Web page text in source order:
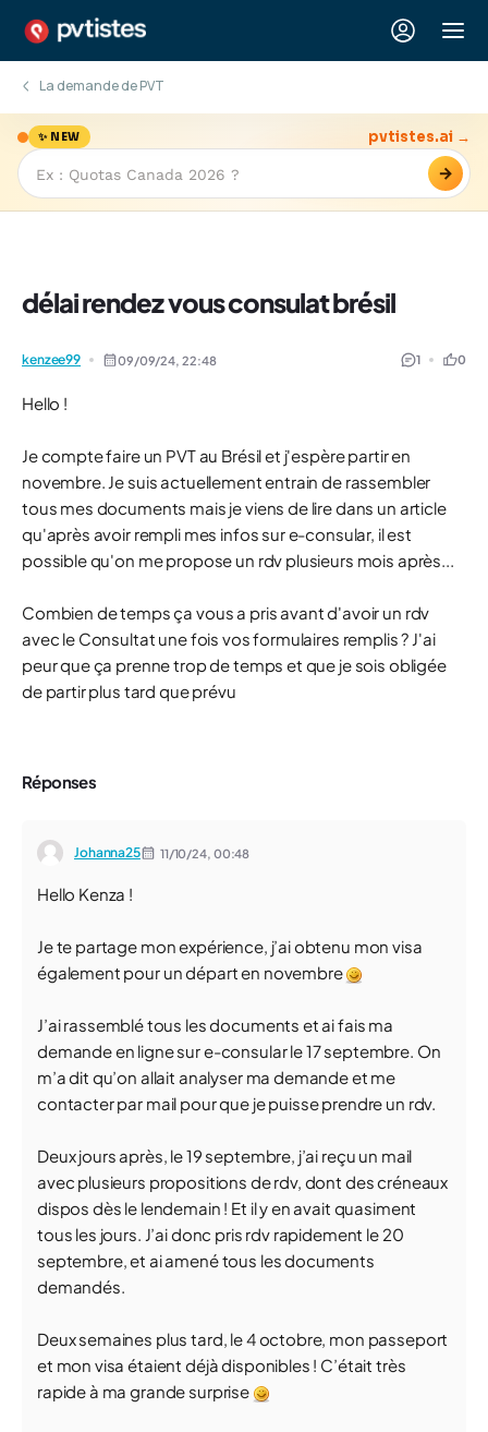
La demande de PVT
✨ NEW
→
pvtistes.ai →
délai rendez vous consulat brésil
kenzee99 09/09/24, 22:48 1 0
Hello !
Je compte faire un PVT au Brésil et j'espère partir en
novembre. Je suis actuellement entrain de rassembler
tous mes documents mais je viens de lire dans un article
qu'après avoir rempli mes infos sur e-consular, il est
possible qu'on me propose un rdv plusieurs mois après...
Combien de temps ça vous a pris avant d'avoir un rdv
avec le Consultat une fois vos formulaires remplis ? J'ai
peur que ça prenne trop de temps et que je sois obligée
de partir plus tard que prévu
Réponses
Johanna25 11/10/24, 00:48
Hello Kenza !
Je te partage mon expérience, j’ai obtenu mon visa
également pour un départ en novembre
J’ai rassemblé tous les documents et ai fais ma
demande en ligne sur e-consular le 17 septembre. On
m’a dit qu’on allait analyser ma demande et me
contacter par mail pour que je puisse prendre un rdv.
Deux jours après, le 19 septembre, j’ai reçu un mail
avec plusieurs propositions de rdv, dont des créneaux
dispos dès le lendemain ! Et il y en avait quasiment
tous les jours. J’ai donc pris rdv rapidement le 20
septembre, et ai amené tous les documents
demandés.
Deux semaines plus tard, le 4 octobre, mon passeport
et mon visa étaient déjà disponibles ! C’était très
rapide à ma grande surprise